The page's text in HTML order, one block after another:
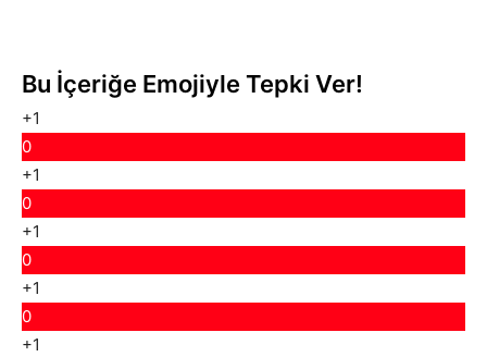
Bu İçeriğe Emojiyle Tepki Ver!
+1
0
+1
0
+1
0
+1
0
+1